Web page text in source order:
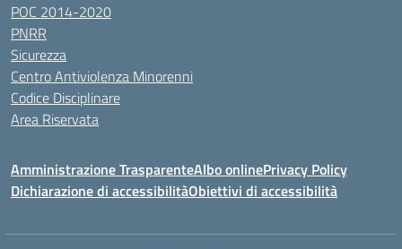
POC 2014-2020
PNRR
Sicurezza
Centro Antiviolenza Minorenni
Codice Disciplinare
Area Riservata
Amministrazione TrasparenteAlbo onlinePrivacy Policy
Dichiarazione di accessibilitàObiettivi di accessibilità